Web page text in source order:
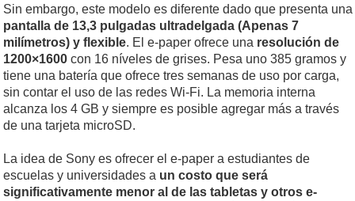
Sin embargo, este modelo es diferente dado que presenta una
pantalla de 13,3 pulgadas ultradelgada (Apenas 7
milímetros) y flexible. El e-paper ofrece una resolución de
1200×1600 con 16 níveles de grises. Pesa uno 385 gramos y
tiene una batería que ofrece tres semanas de uso por carga,
sin contar el uso de las redes Wi-Fi. La memoria interna
alcanza los 4 GB y siempre es posible agregar más a través
de una tarjeta microSD.
La idea de Sony es ofrecer el e-paper a estudiantes de
escuelas y universidades a un costo que será
significativamente menor al de las tabletas y otros e-